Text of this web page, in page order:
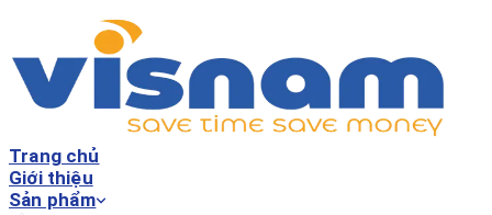
Trang chủ
Giới thiệu
Sản phẩm